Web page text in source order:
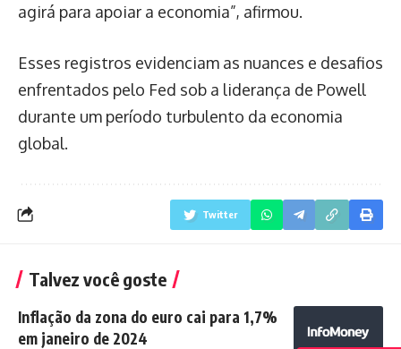
agirá para apoiar a economia”, afirmou.
Esses registros evidenciam as nuances e desafios
enfrentados pelo Fed sob a liderança de Powell
durante um período turbulento da economia
global.
Twitter
Talvez você goste
Inflação da zona do euro cai para 1,7%
em janeiro de 2024